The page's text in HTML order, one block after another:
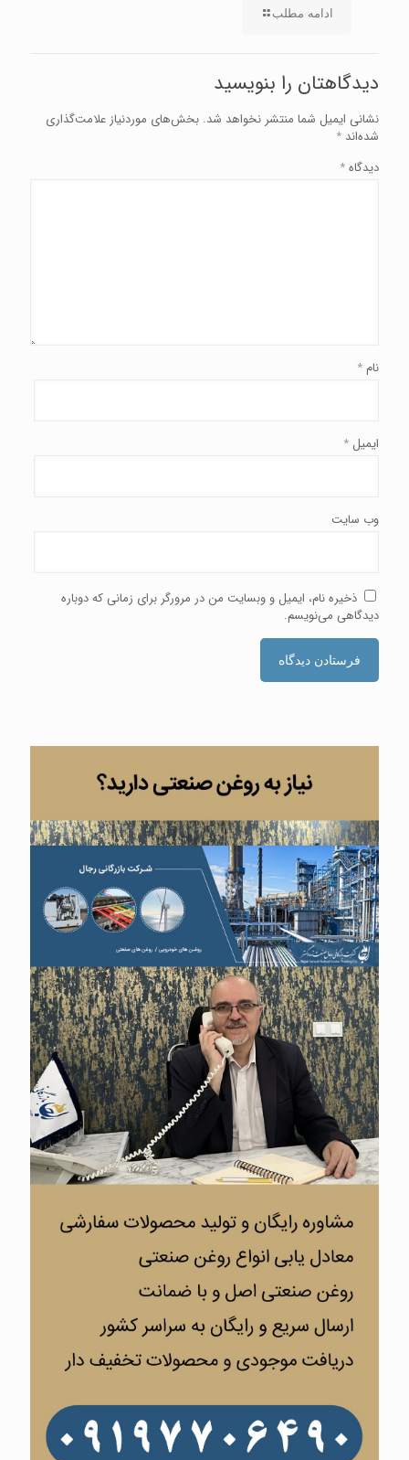
ادامه مطلب
دیدگاهتان را بنویسید
نشانی ایمیل شما منتشر نخواهد شد. بخش‌های موردنیاز علامت‌گذاری
شده‌اند *
دیدگاه*
نام *
ایمیل *
وب‌ سایت
ذخیره نام، ایمیل و وبسایت من در مرورگر برای زمانی که دوباره
دیدگاهی می‌نویسم.